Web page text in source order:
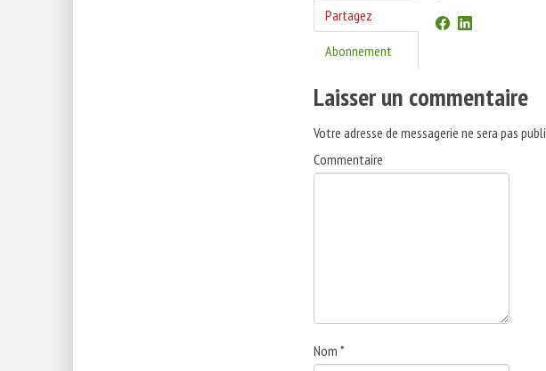
Partagez
Abonnement
Laisser un commentaire
Votre adresse de messagerie ne sera pas
Commentaire
Nom *